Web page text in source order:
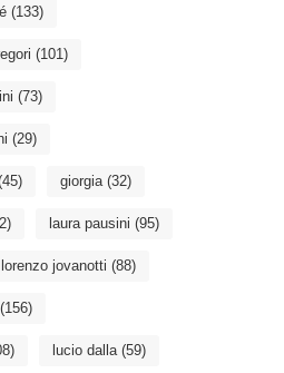
(133)
(101)
(73)
(29)
giorgia(32)
laura pausini (95)
lorenzo jovanotti (88)
(156)
lucio dalla(59)